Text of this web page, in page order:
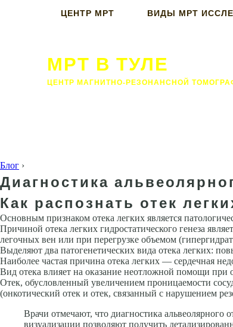
ЦЕНТР МРТ ВИДЫ МРТ
МРТ В ТУЛЕ
ЦЕНТР МАГНИТНО-РЕЗОНАНСНОЙ
Блог ›
Диагностика
Как распознать отек
Основным признаком отека легких является
Причиной отека легких гидростатического генеза
легочных вен или при перегрузке объемом
Выделяют два патогенетических вида отека легких:
Наиболее частая причина отека легких — сердечная
Вид отека влияет на оказание неотложной помощи при
Отек, обусловленный увеличением проницаемости
(онкотический отек и отек, связанный с нарушением
Врачи отмечают, что диагностика
визуализации позволяют получить